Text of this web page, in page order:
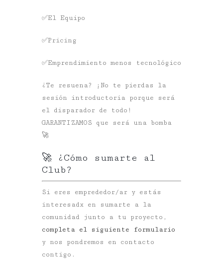
✅El Equipo
✅Pricing
✅Emprendimiento menos tecnológico
¿Te resuena? ¡No te pierdas la
sesión introductoria porque será
el disparador de todo!
GARANTIZAMOS que será una bomba
🚀
🚀 ¿Cómo sumarte al
Club?
Si eres emprededor/ar y estás
interesadx en sumarte a la
comunidad junto a tu proyecto,
completa el siguiente formulario
y nos pondremos en contacto
contigo.